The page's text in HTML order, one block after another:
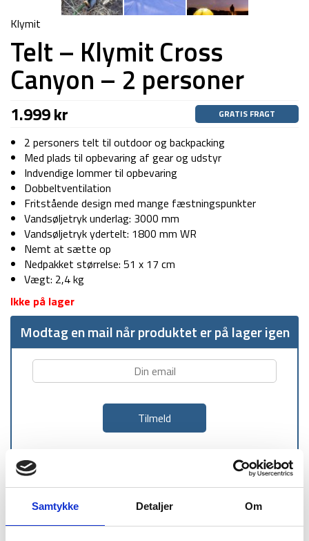
Samtykke Detaljer Om
Klymit
Telt – Klymit Cross
Canyon – 2 personer
1.999kr GRATIS FRAGT
2 personers telt til outdoor og backpacking
Med plads til opbevaring af gear og udstyr
Indvendige lommer til opbevaring
Dobbeltventilation
Fritstående design med mange fæstningspunkter
Vandsøljetryk underlag: 3000 mm
Vandsøljetryk ydertelt: 1800 mm WR
Nemt at sætte op
Nedpakket størrelse: 51 x 17 cm
Vægt: 2,4 kg
Ikke på lager
Modtag en mail når produktet er på lager igen
levering
499 kr
100 dages
returret